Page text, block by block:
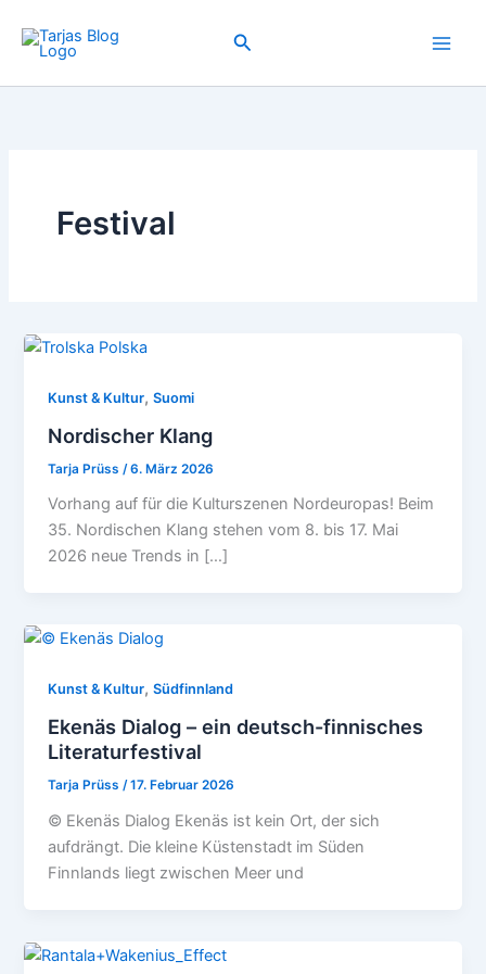
Inhalt
springen
Suchen
Festival
Kunst & Kultur,Suomi
Nordischer Klang
Tarja Prüss /6. März 2026
Vorhang auf für die Kulturszenen Nordeuropas! Beim
35. Nordischen Klang stehen vom 8. bis 17. Mai
2026 neue Trends in […]
Kunst & Kultur,Südfinnland
Ekenäs Dialog – ein deutsch-finnisches
Literaturfestival
Tarja Prüss/17. Februar 2026
© Ekenäs Dialog Ekenäs ist kein Ort, der sich
aufdrängt. Die kleine Küstenstadt im Süden
Finnlands liegt zwischen Meer und